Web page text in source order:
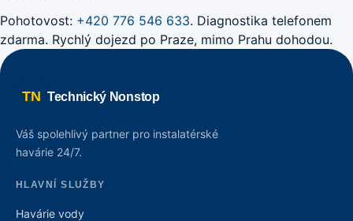
Pohotovost: +420 776 546 633. Diagnostika telefonem
zdarma. Rychlý dojezd po Praze, mimo Prahu dohodou.
TN Technický Nonstop
Váš spolehlivý partner pro instalatérské
havárie 24/7.
HLAVNÍ SLUŽBY
Havárie vody